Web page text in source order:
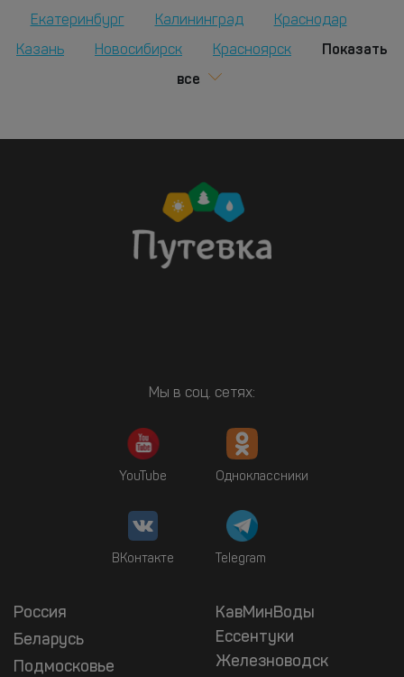
Екатеринбург
Калининград Краснодар
Казань Новосибирск Красноярск
Показать
все
Мы в соц. сетях:
YouTube Одноклассники
ВКонтакте Telegram
Россия
Беларусь
Подмосковье
КавМинВоды
Ессентуки
Железноводск